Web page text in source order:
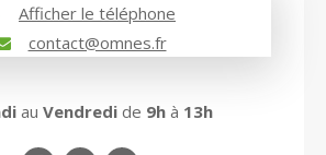
Afficher le téléphone
contact@omnes.fr
au Vendredi de 9h à 13h